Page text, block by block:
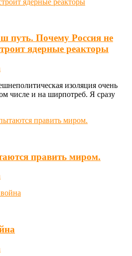
путь. Почему Россия не
ядерные реакторы
изоляция очень
числе и на ширпотреб. Я сразу
править миром.